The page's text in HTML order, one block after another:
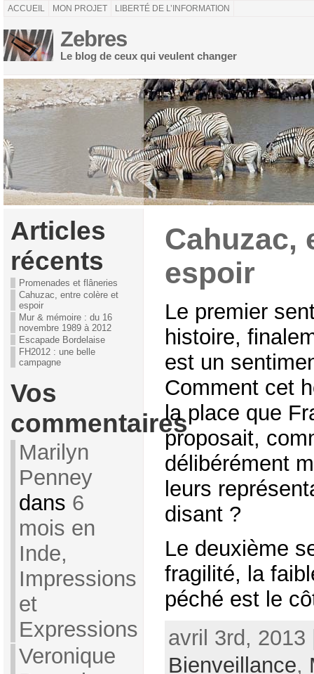
ACCUEIL MON PROJET LIBERTÉ DE L’INFORMATION
Zebres
Le blog de ceux qui veulent changer
Articles
récents
Promenades et flâneries
Cahuzac, entre colère et
espoir
Mur & mémoire : du 16
novembre 1989 à 2012
Escapade Bordelaise
FH2012 : une belle
campagne
Vos
commentaires
Marilyn
Penney
dans 6
mois en
Inde,
Impressions
et
Expressions
Veronique
Cahuzac,
espoir
Le premier
histoire,
est un
Comment cet
la place que
proposait,
délibérément
leurs
disant ?
Le deuxième
fragilité, la
péché est le
avril 3rd, 2013
Bienveillance,